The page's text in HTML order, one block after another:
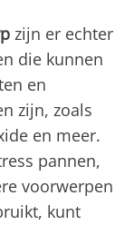
zijn er echter
die kunnen
en
zijn, zoals
en meer.
pannen,
voorwerpen
kunt